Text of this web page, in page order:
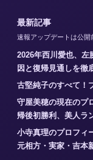
最新記事
速報アップデートは公開
2026年西川愛也、左
因と復帰見通しを徹
古堅純子のすべて！
守屋美穂の現在のプ
帰後初勝利、美人ラ
小寺真理のプロフィ
元相方・実家・吉本